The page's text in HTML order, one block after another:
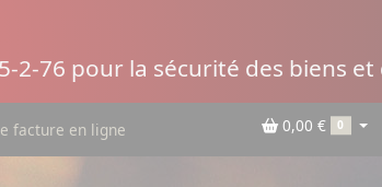
2-76 pour la sécurité des biens
facture en ligne 0,00 € 0